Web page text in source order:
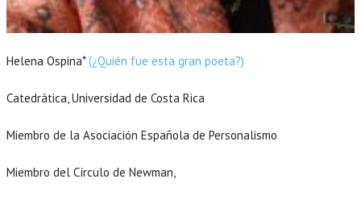
Helena Ospina*(¿Quién fue esta gran poeta?)
Catedrática, Universidad de Costa Rica
Miembro de la Asociación Española de Personalismo
Miembro del Círculo de Newman,